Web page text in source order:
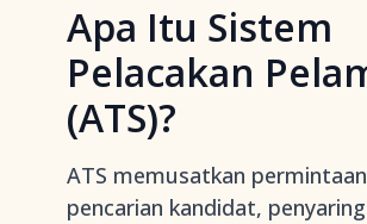
Apa Itu Sistem
Pelacakan
(ATS)?
ATS memusatkan
pencarian kandidat,